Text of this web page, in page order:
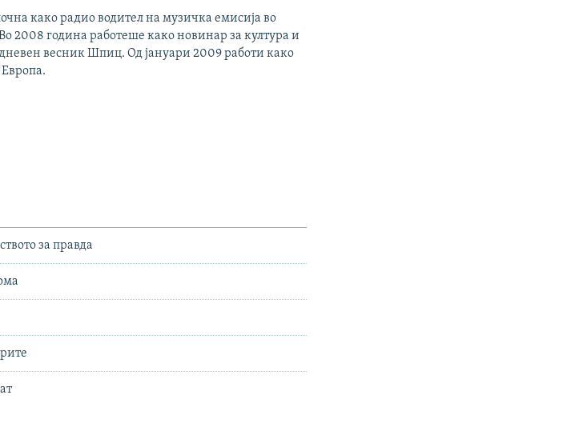
како радио водител на музичка емисија во
2008 година работеше како новинар за култура и
весник Шпиц. Од јануари 2009 работи како
за правда